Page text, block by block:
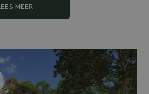
LEES MEER